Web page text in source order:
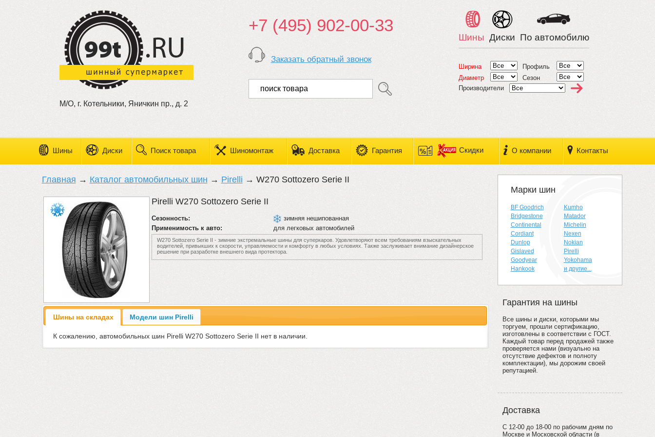
М/О, г. Котельники, Яничкин пр., д. 2
+7 (495) 902-00-33
Заказать обратный звонок
Шины Диски По автомобилю
Ширина
Профиль
Диаметр
Сезон
Производители
Шины Диски Поиск товара Шиномонтаж Доставка Гарантия Скидки О компании Контакты
Главная → Каталог автомобильных шин → Pirelli → W270 Sottozero Serie II
Pirelli W270 Sottozero Serie II
Сезонность:
зимняя нешипованная
Применимость к авто:
для легковых автомобилей
W270 Sottozero Serie II - зимние экстремальные шины для суперкаров. Удовлетворяют всем требованиям взыскательных
водителей, привыкших к скорости, управляемости и комфорту в любых условиях. Также заслуживает внимание дизайнерское
решение при разработке внешнего вида протектора.
Шины на складах Модели шин Pirelli
К сожалению, автомобильных шин Pirelli W270 Sottozero Serie II нет в наличии.
Марки шин
BF Goodrich
Bridgestone
Continental
Cordiant
Dunlop
Gislaved
Goodyear
Hankook
Kumho
Matador
Michelin
Nexen
Nokian
Pirelli
Yokohama
и другие...
Гарантия на шины
Все шины и диски, которыми мы
торгуем, прошли сертификацию,
изготовлены в соответствии с ГОСТ.
Каждый товар перед продажей также
проверяется нами (визуально на
отсутствие дефектов и полноту
комплектации), мы дорожим своей
репутацией.
Доставка
С 12-00 до 18-00 по рабочим дням по
Москве и Московской области (в